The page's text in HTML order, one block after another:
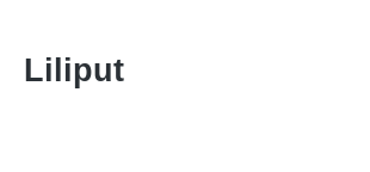
Liliput